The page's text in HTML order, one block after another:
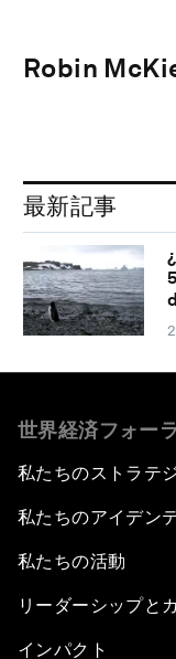
Robin
最新記事
世界経済フォー
私たちのストラテ
私たちのアイデン
私たちの活動
リーダーシップと
インパクト